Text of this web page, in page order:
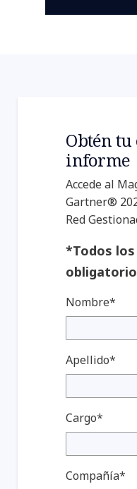
Obtén
informe
Accede al
Gartner®
Red
*Todos
Nombre*
Apellido*
Cargo*
Compañía*